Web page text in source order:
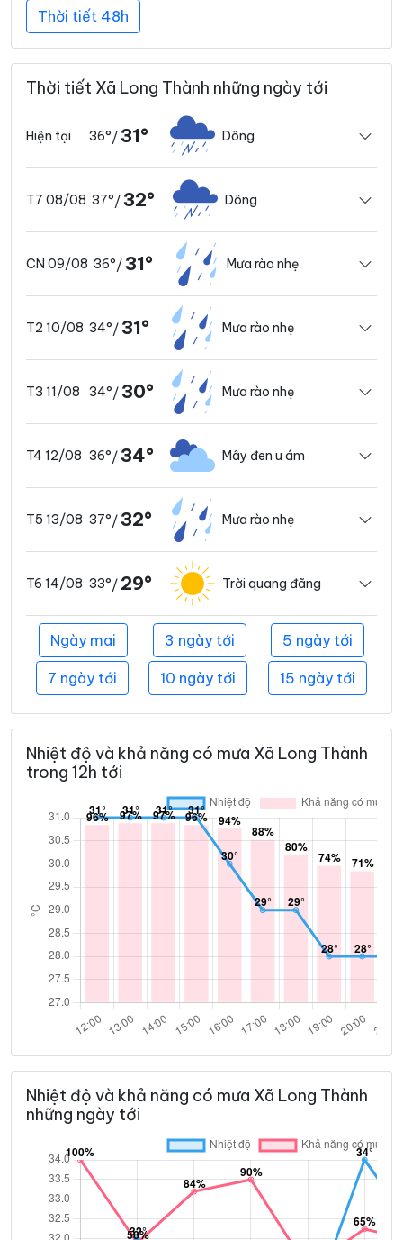
Thời tiết 48h
Thời tiết Xã Long Thành những ngày tới
Hiện tại 36°/ 31° Dông
T7 08/08 37°/ 32° Dông
CN 09/08 36°/ 31° Mưa rào nhẹ
T2 10/08 34°/ 31° Mưa rào nhẹ
T3 11/08 34°/ 30° Mưa rào nhẹ
T4 12/08 36°/ 34° Mây đen u ám
T5 13/08 37°/ 32° Mưa rào nhẹ
T6 14/08 33°/ 29° Trời quang đãng
Ngày mai 3 ngày tới 5 ngày tới
7 ngày tới 10 ngày tới 15 ngày tới
Nhiệt độ và khả năng có mưa Xã Long Thành
trong 12h tới
Nhiệt độ và khả năng có mưa Xã Long Thành
những ngày tới